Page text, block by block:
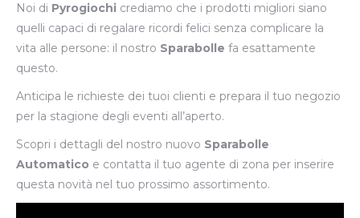
Noi di Pyrogiochi crediamo che i prodotti migliori siano
quelli capaci di regalare ricordi felici senza complicare la
vita alle persone: il nostro Sparabolle fa esattamente
questo.
Anticipa le richieste dei tuoi clienti e prepara il tuo negozio
per la stagione degli eventi all’aperto.
Scopri i dettagli del nostro nuovo Sparabolle
Automatico e contatta il tuo agente di zona per inserire
questa novità nel tuo prossimo assortimento.